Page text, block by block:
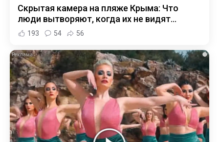
Скрытая камера на пляже Крыма: Что
люди вытворяют, когда их не видят...
193 54 56
i